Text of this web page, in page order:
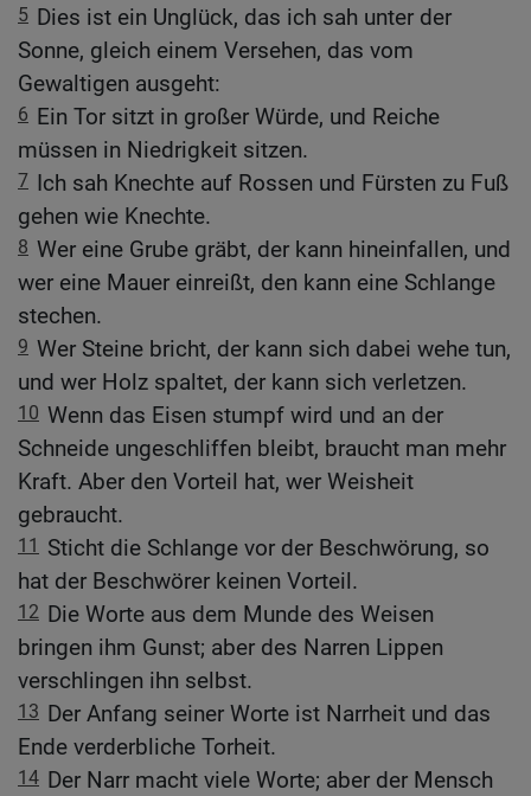
5 Dies ist ein Unglück, das ich sah unter der
Sonne, gleich einem Versehen, das vom
Gewaltigen ausgeht:
6 Ein Tor sitzt in großer Würde, und Reiche
müssen in Niedrigkeit sitzen.
7 Ich sah Knechte auf Rossen und Fürsten zu Fuß
gehen wie Knechte.
8 Wer eine Grube gräbt, der kann hineinfallen, und
wer eine Mauer einreißt, den kann eine Schlange
stechen.
9 Wer Steine bricht, der kann sich dabei wehe tun,
und wer Holz spaltet, der kann sich verletzen.
10 Wenn das Eisen stumpf wird und an der
Schneide ungeschliffen bleibt, braucht man mehr
Kraft. Aber den Vorteil hat, wer Weisheit
gebraucht.
11
Sticht die Schlange vor der Beschwörung, so
hat der Beschwörer keinen Vorteil.
12 Die Worte aus dem Munde des Weisen
bringen ihm Gunst; aber des Narren Lippen
verschlingen ihn selbst.
13 Der Anfang seiner Worte ist Narrheit und das
Ende verderbliche Torheit.
14 Der Narr macht viele Worte; aber der Mensch